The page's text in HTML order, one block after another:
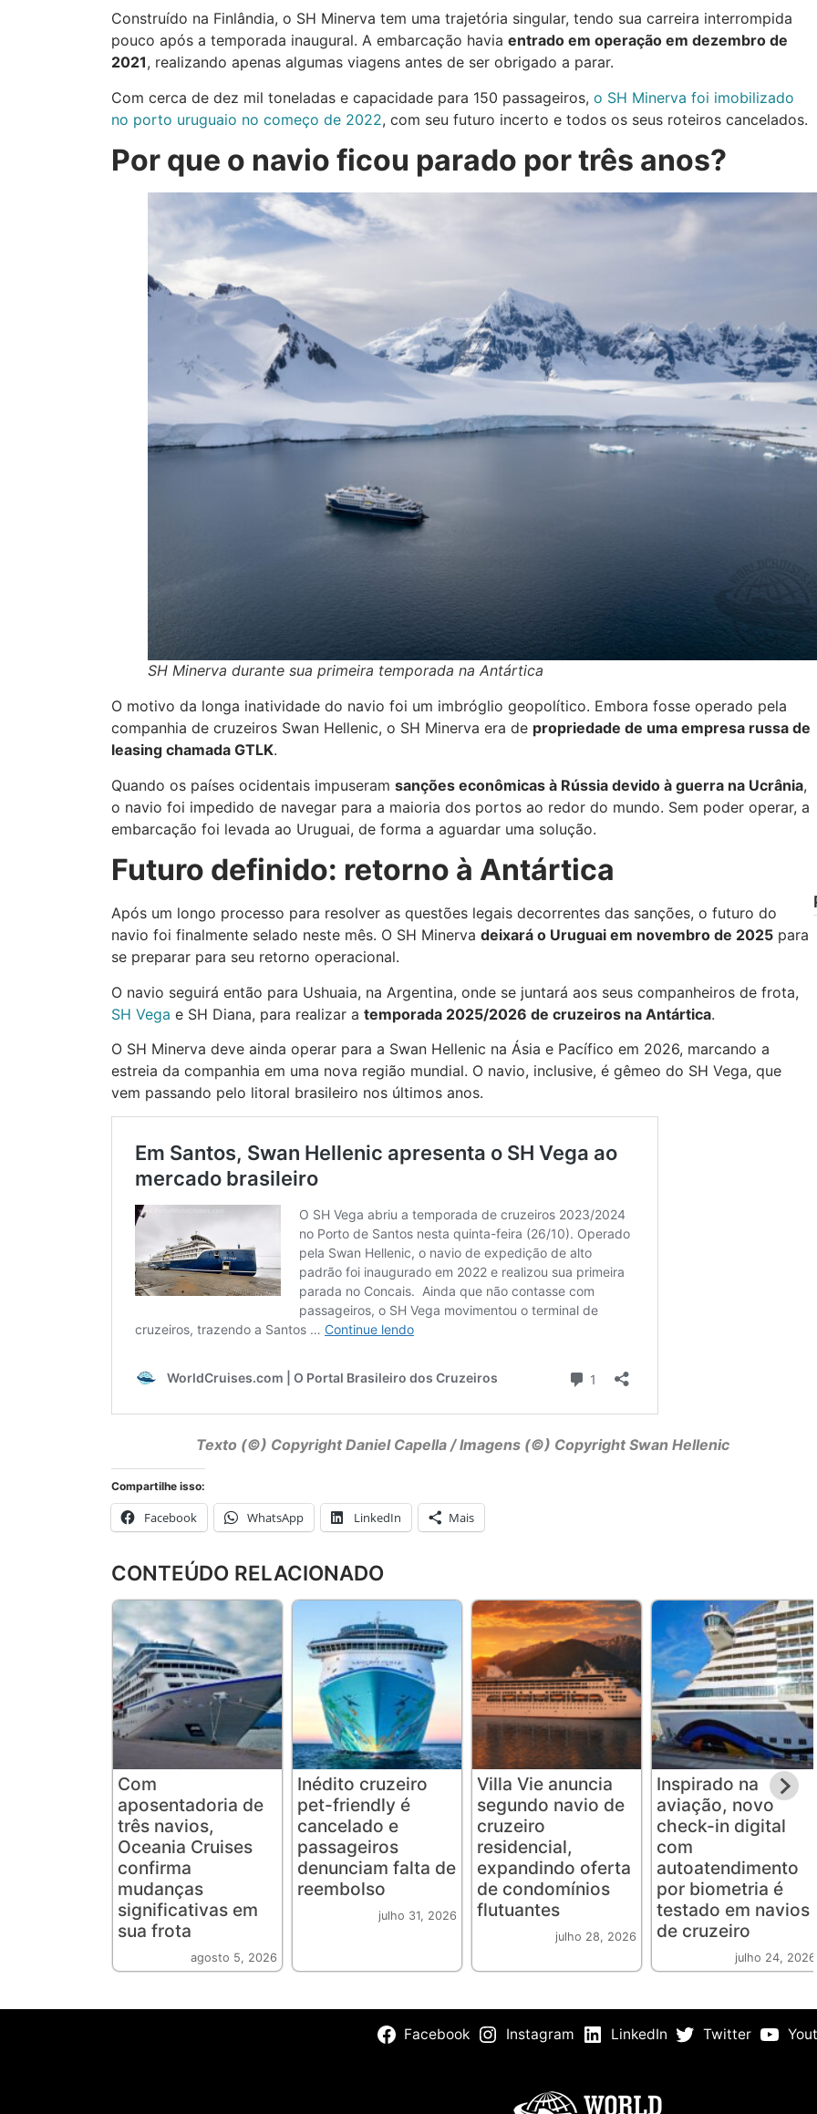
Construído na Finlândia, o SH Minerva tem uma trajetória singular, tendo sua carreira interrompida
pouco após a temporada inaugural. A embarcação havia entrado em operação em dezembro de
2021, realizando apenas algumas viagens antes de ser obrigado a parar.
Com cerca de dez mil toneladas e capacidade para 150 passageiros, o SH Minerva foi imobilizado
no porto uruguaio no começo de 2022, com seu futuro incerto e todos os seus roteiros cancelados.
Por que o navio ficou parado por três anos?
SH Minerva durante sua primeira temporada na Antártica
O motivo da longa inatividade do navio foi um imbróglio geopolítico. Embora fosse operado pela
companhia de cruzeiros Swan Hellenic, o SH Minerva era de propriedade de uma empresa russa de
leasing chamada GTLK.
Quando os países ocidentais impuseram sanções econômicas à Rússia devido à guerra na Ucrânia,
o navio foi impedido de navegar para a maioria dos portos ao redor do mundo. Sem poder operar, a
embarcação foi levada ao Uruguai, de forma a aguardar uma solução.
Futuro definido: retorno à Antártica
Após um longo processo para resolver as questões legais decorrentes das sanções, o futuro do
navio foi finalmente selado neste mês. O SH Minerva deixará o Uruguai em novembro de 2025 para
se preparar para seu retorno operacional.
O navio seguirá então para Ushuaia, na Argentina, onde se juntará aos seus companheiros de frota,
SH Vega e SH Diana, para realizar a temporada 2025/2026 de cruzeiros na Antártica.
O SH Minerva deve ainda operar para a Swan Hellenic na Ásia e Pacífico em 2026, marcando a
estreia da companhia em uma nova região mundial. O navio, inclusive, é gêmeo do SH Vega, que
vem passando pelo litoral brasileiro nos últimos anos.
Texto (©) CopyrightDaniel Capella/ Imagens (©) Copyright Swan Hellenic
Compartilhe isso:
Facebook WhatsApp LinkedIn Mais
CONTEÚDO RELACIONADO
Com
aposentadoria de
três navios,
Oceania Cruises
confirma
mudanças
significativas em
sua frota
agosto 5, 2026
Inédito cruzeiro
pet-friendly é
cancelado e
passageiros
denunciam falta de
reembolso
julho 31, 2026
Villa Vie anuncia
segundo navio de
cruzeiro
residencial,
expandindo oferta
de condomínios
flutuantes
julho 28, 2026
Inspirado na
aviação, novo
check-in digital
com
autoatendimento
por biometria é
testado em navios
de cruzeiro
julho 24, 2026
Facebook Instagram LinkedIn Twitter